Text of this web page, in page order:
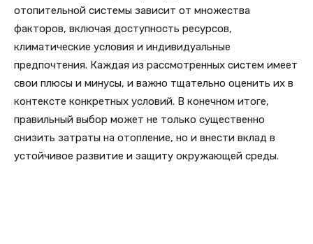
отопительной системы зависит от множества
факторов, включая доступность ресурсов,
климатические условия и индивидуальные
предпочтения. Каждая из рассмотренных систем имеет
свои плюсы и минусы, и важно тщательно оценить их в
контексте конкретных условий. В конечном итоге,
правильный выбор может не только существенно
снизить затраты на отопление, но и внести вклад в
устойчивое развитие и защиту окружающей среды.